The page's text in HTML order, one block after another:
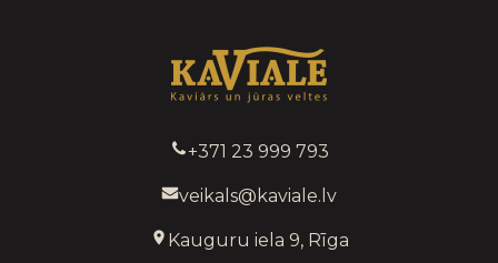
+371 23 999 793
veikals@kaviale.lv
Kauguru iela 9, Rīga